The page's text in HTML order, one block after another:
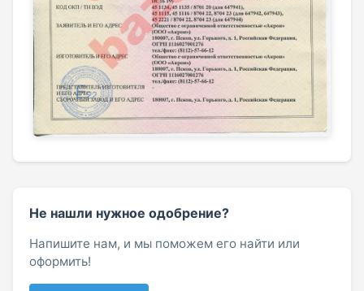
Не нашли нужное одобрение?
Напишите нам, и мы поможем его найти или
оформить!